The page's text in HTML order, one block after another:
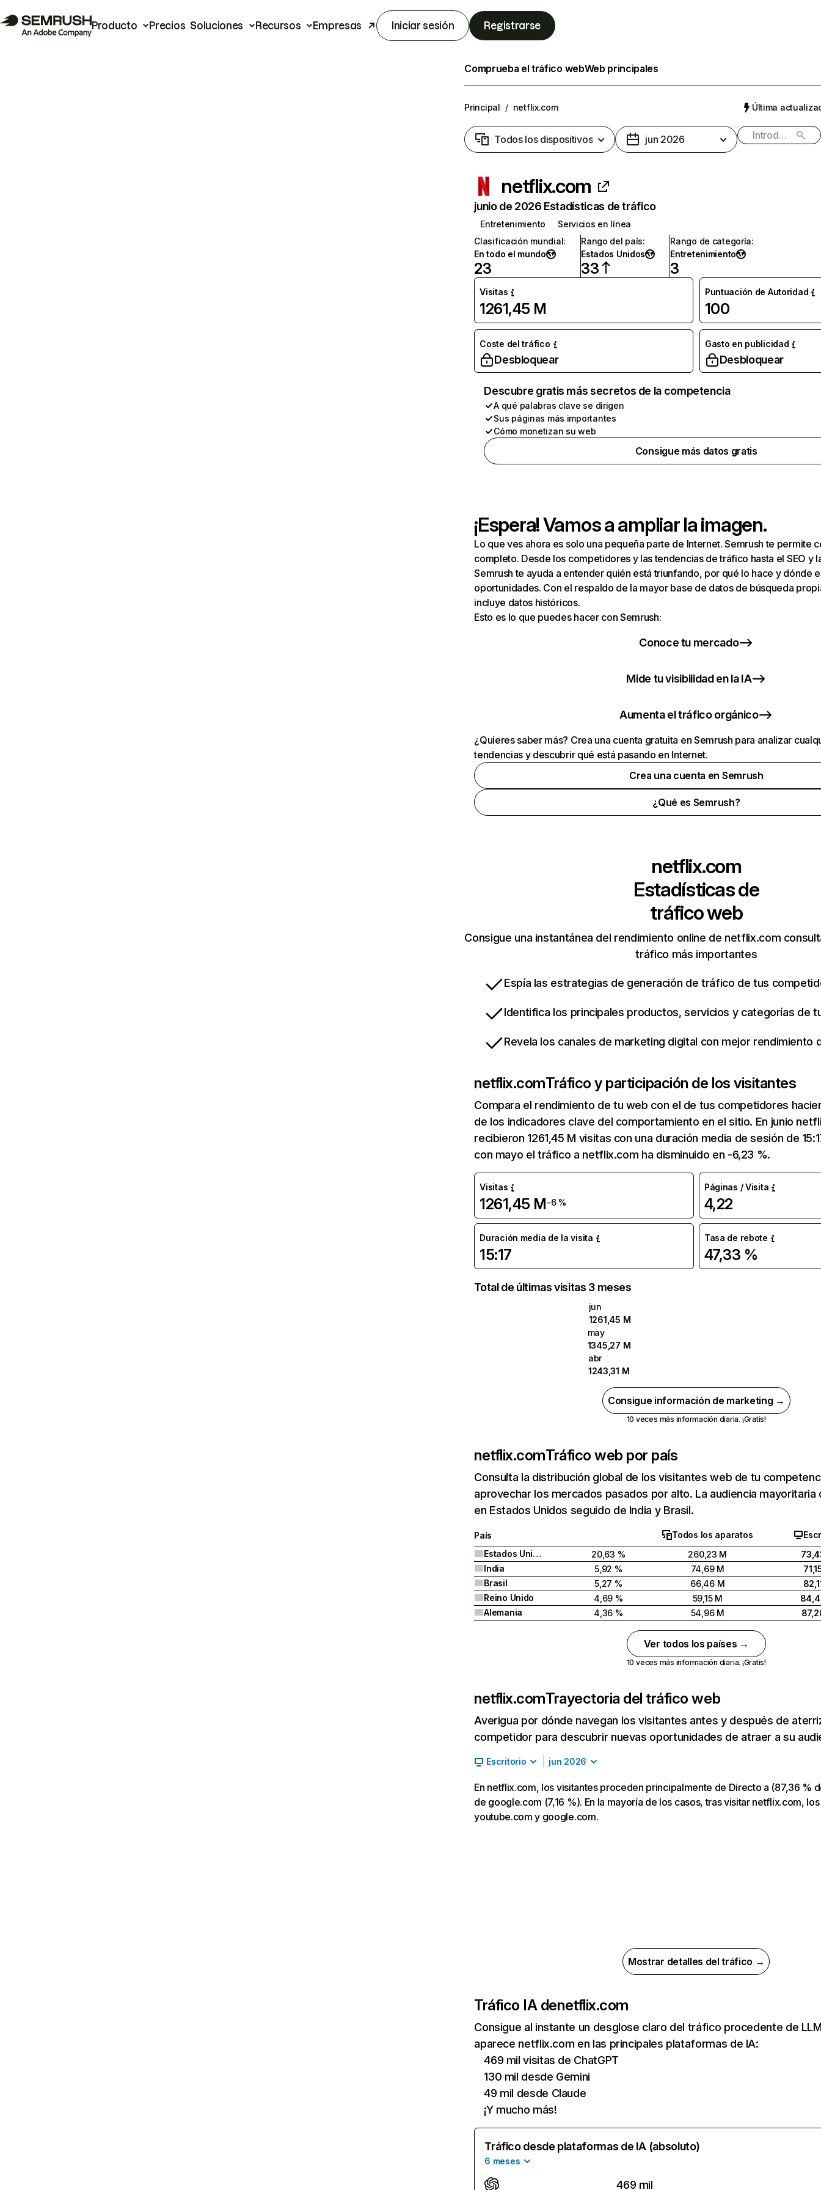
Producto Precios Soluciones Recursos Empresas Iniciar sesión Registrarse
Comprueba el tráfico webWeb principales
Principal / netflix.com Última
Todos los dispositivos jun 2026
netflix.com
junio de 2026 Estadísticas de tráfico
Entretenimiento
Servicios en línea
Clasificación mundial:
En todo el mundo
23
Rango del país:
Estados Unidos
33
Rango de categoría:
Entretenimiento
3
Visitas
1261,45 M
Puntuación de Autoridad
100
Coste del tráfico
Desbloquear
Gasto en publicidad
Desbloquear
Descubre gratis más secretos de la competencia
A qué palabras clave se dirigen
Sus páginas más importantes
Cómo monetizan su web
Consigue más datos gratis
¡Espera! Vamos a ampliar la imagen.
Lo que ves ahora es solo una pequeña parte de Internet. Semrush te permite
completo. Desde los competidores y las tendencias de tráfico hasta el SEO y
Semrush te ayuda a entender quién está triunfando, por qué lo hace y dónde
oportunidades. Con el respaldo de la mayor base de datos de búsqueda
incluye datos históricos.
Esto es lo que puedes hacer con Semrush:
Conoce tu mercado
Mide tu visibilidad en la IA
Aumenta el tráfico orgánico
¿Quieres saber más? Crea una cuenta gratuita en Semrush para analizar
tendencias y descubrir qué está pasando en Internet.
Crea una cuenta en Semrush
¿Qué es Semrush?
netflix.com
Estadísticas de
tráfico web
Consigue una instantánea del rendimiento online de netflix.com
tráfico más importantes
Espía las estrategias de generación de tráfico de tus
Identifica los principales productos, servicios y categorías de
Revela los canales de marketing digital con mejor rendimiento
netflix.comTráfico y participación de los visitantes
Compara el rendimiento de tu web con el de tus competidores
de los indicadores clave del comportamiento en el sitio. En junio
recibieron 1261,45 M visitas con una duración media de sesión de
con mayo el tráfico a netflix.com ha disminuido en -6,23 %.
Visitas
1261,45 M-6 %
Páginas / Visita
4,22
Duración media de la visita
15:17
Tasa de rebote
47,33 %
Total de últimas visitas 3 meses
jun
1261,45 M
may
1345,27 M
abr
1243,31 M
Consigue información de marketing →
10 veces más información diaria. ¡Gratis!
netflix.comTráfico web por país
Consulta la distribución global de los visitantes web de tu
aprovechar los mercados pasados por alto. La audiencia
en Estados Unidos seguido de India y Brasil.
País Todos los aparatos
Estados Unidos
20,63 % 260,23 M
India
5,92 % 74,69 M
Brasil
5,27 % 66,46 M
Reino Unido
4,69 % 59,15 M
Alemania
4,36 % 54,96 M
Ver todos los países →
10 veces más información diaria. ¡Gratis!
netflix.comTrayectoria del tráfico web
Averigua por dónde navegan los visitantes antes y después de
competidor para descubrir nuevas oportunidades de atraer a su
Escritorio jun 2026
En netflix.com, los visitantes proceden principalmente de Directo a (87,36 %
de google.com (7,16 %). En la mayoría de los casos, tras visitar netflix.com,
youtube.com y google.com.
Mostrar detalles del tráfico →
Tráfico IA denetflix.com
Consigue al instante un desglose claro del tráfico procedente de
aparece netflix.com en las principales plataformas de IA:
469 mil visitas de ChatGPT
130 mil desde Gemini
49 mil desde Claude
¡Y mucho más!
Tráfico desde plataformas de IA (absoluto)
6 meses
469 mil